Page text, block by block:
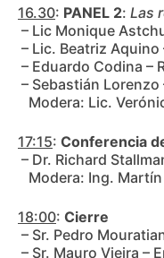
16.30: PANEL 2: Las
– Lic Monique
– Lic. Beatriz
– Eduardo Codina –
– Sebastián
Modera: Lic.
17:15: Conferencia
– Dr. Richard
Modera: Ing. Martín
18:00: Cierre
– Sr. Pedro
– Sr. Mauro Vieira –